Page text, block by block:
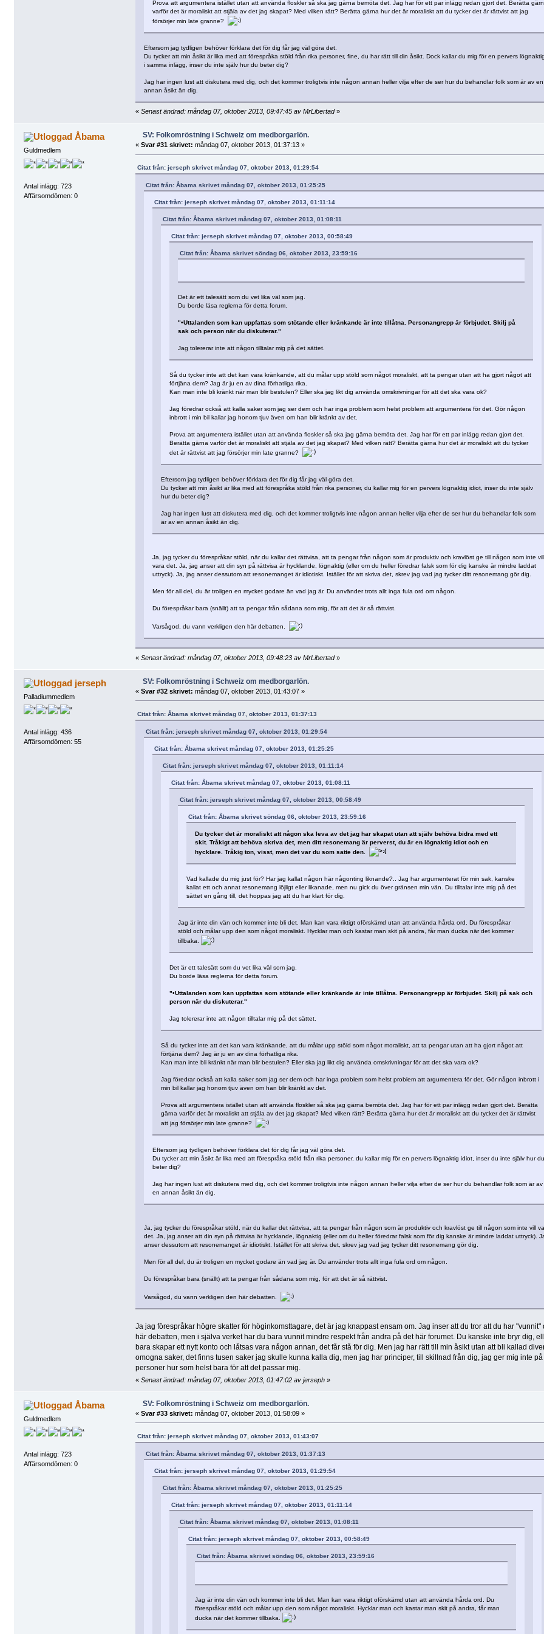
Prova att argumentera istället utan att använda floskler så ska jag gärna bemöta det. Jag har för ett par inlägg redan gjort det. Berätta
varför det är moraliskt att stjäla av det jag skapat? Med vilken rätt? Berätta gärna hur det är moraliskt att du tycker det är rättvist att jag
försörjer min late granne?
Eftersom jag tydligen behöver förklara det för dig får jag väl göra det.
Du tycker att min åsikt är lika med att förespråka stöld från rika personer, fine, du har rätt till din åsikt. Dock kallar du mig för en pervers
i samma inlägg, inser du inte själv hur du beter dig?
Jag har ingen lust att diskutera med dig, och det kommer troligtvis inte någon annan heller vilja efter de ser hur du behandlar folk som är av en
annan åsikt än dig.
« Senast ändrad: måndag 07, oktober 2013, 09:47:45 av MrLibertad»
Åbama
Guldmedlem
Antal inlägg: 723
Affärsomdömen: 0
SV: Folkomröstning i Schweiz om medborgarlön.
« Svar #31 skrivet: måndag 07, oktober 2013, 01:37:13 »
Citat från: jerseph skrivet måndag 07, oktober 2013, 01:29:54
Citat från: Åbama skrivet måndag 07, oktober 2013, 01:25:25
Citat från: jerseph skrivet måndag 07, oktober 2013, 01:11:14
Citat från: Åbama skrivet måndag 07, oktober 2013, 01:08:11
Citat från: jerseph skrivet måndag 07, oktober 2013, 00:58:49
Citat från: Åbama skrivet söndag 06, oktober 2013, 23:59:16
Det är ett talesätt som du vet lika väl som jag.
Du borde läsa reglerna för detta forum.
"•Uttalanden som kan uppfattas som stötande eller kränkande är inte tillåtna. Personangrepp är förbjudet. Skilj på
sak och person när du diskuterar."
Jag tolererar inte att någon tilltalar mig på det sättet.
Så du tycker inte att det kan vara kränkande, att du målar upp stöld som något moraliskt, att ta pengar utan att ha gjort något att
förtjäna dem? Jag är ju en av dina förhatliga rika.
Kan man inte bli kränkt när man blir bestulen? Eller ska jag likt dig använda omskrivningar för att det ska vara ok?
Jag föredrar också att kalla saker som jag ser dem och har inga problem som helst problem att argumentera för det. Gör någon
inbrott i min bil kallar jag honom tjuv även om han blir kränkt av det.
Prova att argumentera istället utan att använda floskler så ska jag gärna bemöta det. Jag har för ett par inlägg redan gjort det.
Berätta gärna varför det är moraliskt att stjäla av det jag skapat? Med vilken rätt? Berätta gärna hur det är moraliskt att du tycker
det är rättvist att jag försörjer min late granne?
Eftersom jag tydligen behöver förklara det för dig får jag väl göra det.
Du tycker att min åsikt är lika med att förespråka stöld från rika personer, du kallar mig för en pervers lögnaktig idiot, inser du inte själv
hur du beter dig?
Jag har ingen lust att diskutera med dig, och det kommer troligtvis inte någon annan heller vilja efter de ser hur du behandlar folk som
är av en annan åsikt än dig.
Ja, jag tycker du förespråkar stöld, när du kallar det rättvisa, att ta pengar från någon som är produktiv och kravlöst ge till någon som inte vill
vara det. Ja, jag anser att din syn på rättvisa är hycklande, lögnaktig (eller om du heller föredrar falsk som för dig kanske är mindre laddat
uttryck). Ja, jag anser dessutom att resonemanget är idiotiskt. Istället för att skriva det, skrev jag vad jag tycker ditt resonemang gör dig.
Men för all del, du är troligen en mycket godare än vad jag är. Du använder trots allt inga fula ord om någon.
Du förespråkar bara (snällt) att ta pengar från sådana som mig, för att det är så rättvist.
Varsågod, du vann verkligen den här debatten.
« Senast ändrad: måndag 07, oktober 2013, 09:48:23 av MrLibertad»
jerseph
Palladiummedlem
Antal inlägg: 436
Affärsomdömen: 55
SV: Folkomröstning i Schweiz om medborgarlön.
« Svar #32 skrivet: måndag 07, oktober 2013, 01:43:07 »
Citat från: Åbama skrivet måndag 07, oktober 2013, 01:37:13
Citat från: jerseph skrivet måndag 07, oktober 2013, 01:29:54
Citat från: Åbama skrivet måndag 07, oktober 2013, 01:25:25
Citat från: jerseph skrivet måndag 07, oktober 2013, 01:11:14
Citat från: Åbama skrivet måndag 07, oktober 2013, 01:08:11
Citat från: jerseph skrivet måndag 07, oktober 2013, 00:58:49
Citat från: Åbama skrivet söndag 06, oktober 2013, 23:59:16
Du tycker det är moraliskt att någon ska leva av det jag har skapat utan att själv behöva bidra med ett
skit. Tråkigt att behöva skriva det, men ditt resonemang är perverst, du är en lögnaktig idiot och en
hycklare. Tråkig ton, visst, men det var du som satte den.
Vad kallade du mig just för? Har jag kallat någon här någonting liknande?.. Jag har argumenterat för min sak, kanske
kallat ett och annat resonemang löjligt eller likanade, men nu gick du över gränsen min vän. Du tilltalar inte mig på det
sättet en gång till, det hoppas jag att du har klart för dig.
Jag är inte din vän och kommer inte bli det. Man kan vara riktigt oförskämd utan att använda hårda ord. Du förespråkar
stöld och målar upp den som något moraliskt. Hycklar man och kastar man skit på andra, får man ducka när det kommer
tillbaka.
Det är ett talesätt som du vet lika väl som jag.
Du borde läsa reglerna för detta forum.
"•Uttalanden som kan uppfattas som stötande eller kränkande är inte tillåtna. Personangrepp är förbjudet. Skilj på sak och
person när du diskuterar."
Jag tolererar inte att någon tilltalar mig på det sättet.
Så du tycker inte att det kan vara kränkande, att du målar upp stöld som något moraliskt, att ta pengar utan att ha gjort något att
förtjäna dem? Jag är ju en av dina förhatliga rika.
Kan man inte bli kränkt när man blir bestulen? Eller ska jag likt dig använda omskrivningar för att det ska vara ok?
Jag föredrar också att kalla saker som jag ser dem och har inga problem som helst problem att argumentera för det. Gör någon inbrott i
min bil kallar jag honom tjuv även om han blir kränkt av det.
Prova att argumentera istället utan att använda floskler så ska jag gärna bemöta det. Jag har för ett par inlägg redan gjort det. Berätta
gärna varför det är moraliskt att stjäla av det jag skapat? Med vilken rätt? Berätta gärna hur det är moraliskt att du tycker det är rättvist
att jag försörjer min late granne?
Eftersom jag tydligen behöver förklara det för dig får jag väl göra det.
Du tycker att min åsikt är lika med att förespråka stöld från rika personer, du kallar mig för en pervers lögnaktig idiot, inser du inte själv hur du
beter dig?
Jag har ingen lust att diskutera med dig, och det kommer troligtvis inte någon annan heller vilja efter de ser hur du behandlar folk som är av
en annan åsikt än dig.
Ja, jag tycker du förespråkar stöld, när du kallar det rättvisa, att ta pengar från någon som är produktiv och kravlöst ge till någon som inte vill
det. Ja, jag anser att din syn på rättvisa är hycklande, lögnaktig (eller om du heller föredrar falsk som för dig kanske är mindre laddat uttryck).
anser dessutom att resonemanget är idiotiskt. Istället för att skriva det, skrev jag vad jag tycker ditt resonemang gör dig.
Men för all del, du är troligen en mycket godare än vad jag är. Du använder trots allt inga fula ord om någon.
Du förespråkar bara (snällt) att ta pengar från sådana som mig, för att det är så rättvist.
Varsågod, du vann verkligen den här debatten.
Ja jag förespråkar högre skatter för höginkomsttagare, det är jag knappast ensam om. Jag inser att du tror att du har "vunnit"
här debatten, men i själva verket har du bara vunnit mindre respekt från andra på det här forumet. Du kanske inte bryr dig,
bara skapar ett nytt konto och låtsas vara någon annan, det får stå för dig. Men jag har rätt till min åsikt utan att bli kallad
omogna saker, det finns tusen saker jag skulle kunna kalla dig, men jag har principer, till skillnad från dig, jag ger mig inte på
personer hur som helst bara för att det passar mig.
« Senast ändrad: måndag 07, oktober 2013, 01:47:02 av jerseph»
Åbama
Guldmedlem
Antal inlägg: 723
Affärsomdömen: 0
SV: Folkomröstning i Schweiz om medborgarlön.
« Svar #33 skrivet: måndag 07, oktober 2013, 01:58:09 »
Citat från: jerseph skrivet måndag 07, oktober 2013, 01:43:07
Citat från: Åbama skrivet måndag 07, oktober 2013, 01:37:13
Citat från: jerseph skrivet måndag 07, oktober 2013, 01:29:54
Citat från: Åbama skrivet måndag 07, oktober 2013, 01:25:25
Citat från: jerseph skrivet måndag 07, oktober 2013, 01:11:14
Citat från: Åbama skrivet måndag 07, oktober 2013, 01:08:11
Citat från: jerseph skrivet måndag 07, oktober 2013, 00:58:49
Citat från: Åbama skrivet söndag 06, oktober 2013, 23:59:16
Jag är inte din vän och kommer inte bli det. Man kan vara riktigt oförskämd utan att använda hårda ord. Du
förespråkar stöld och målar upp den som något moraliskt. Hycklar man och kastar man skit på andra, får man
ducka när det kommer tillbaka.